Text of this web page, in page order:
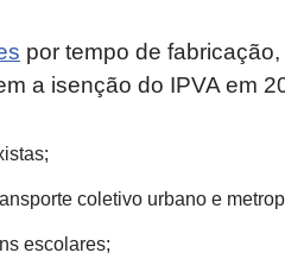
por tempo de
a isenção do IPVA em
coletivo urbano e
escolares;